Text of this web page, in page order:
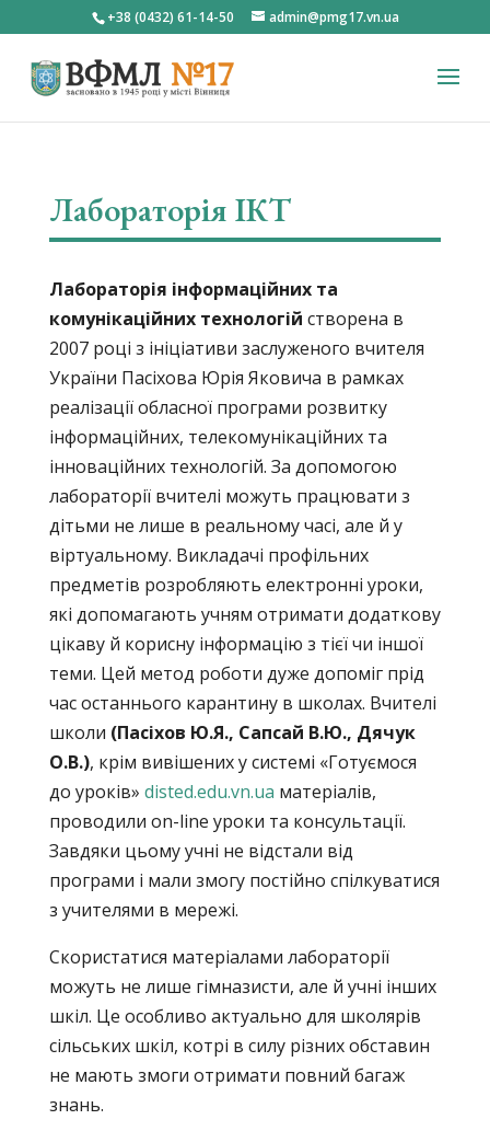
+38 (0432) 61-14-50 admin@pmg17.vn.ua
Лабораторія ІКТ
Лабораторія інформаційних та
комунікаційних технологій створена в
2007 році з ініціативи заслуженого вчителя
України Пасіхова Юрія Яковича в рамках
реалізації обласної програми розвитку
інформаційних, телекомунікаційних та
інноваційних технологій. За допомогою
лабораторії вчителі можуть працювати з
дітьми не лише в реальному часі, але й у
віртуальному. Викладачі профільних
предметів розробляють електронні уроки,
які допомагають учням отримати додаткову
цікаву й корисну інформацію з тієї чи іншої
теми. Цей метод роботи дуже допоміг прід
час останнього карантину в школах. Вчителі
школи (Пасіхов Ю.Я., Сапсай В.Ю., Дячук
О.В.), крім вивішених у системі «Готуємося
до уроків» disted.edu.vn.ua матеріалів,
проводили on-line уроки та консультації.
Завдяки цьому учні не відстали від
програми і мали змогу постійно спілкуватися
з учителями в мережі.
Скористатися матеріалами лабораторії
можуть не лише гімназисти, але й учні інших
шкіл. Це особливо актуально для школярів
сільських шкіл, котрі в силу різних обставин
не мають змоги отримати повний багаж
знань.